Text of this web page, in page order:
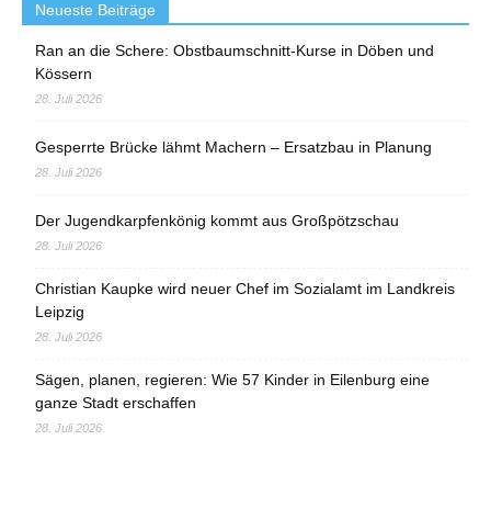
Neueste Beiträge
Ran an die Schere: Obstbaumschnitt-Kurse in Döben und
Kössern
28. Juli 2026
Gesperrte Brücke lähmt Machern – Ersatzbau in Planung
28. Juli 2026
Der Jugendkarpfenkönig kommt aus Großpötzschau
28. Juli 2026
Christian Kaupke wird neuer Chef im Sozialamt im Landkreis
Leipzig
28. Juli 2026
Sägen, planen, regieren: Wie 57 Kinder in Eilenburg eine
ganze Stadt erschaffen
28. Juli 2026